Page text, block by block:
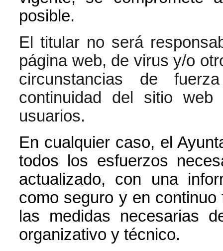
posible.
El titular no será
página web, de virus y/o
circunstancias de
continuidad del sitio
usuarios.
En cualquier caso, el
todos los esfuerzos
actualizado, con una
como seguro y en
las medidas necesarias
organizativo y técnico.